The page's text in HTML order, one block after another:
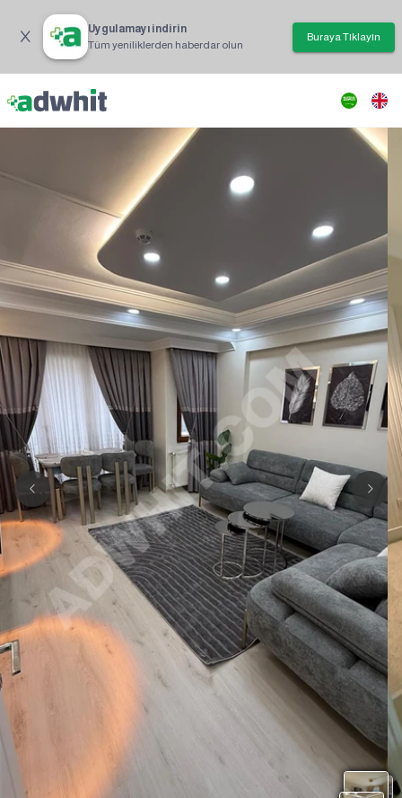
Uygulamayı indirin
Tüm yeniliklerden haberdar olun
Buraya Tıklayın